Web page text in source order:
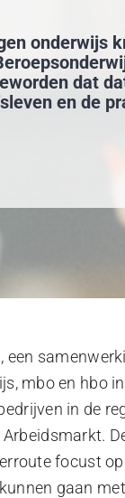
dat
en de
mbo en hbo
in de
focust
gaan